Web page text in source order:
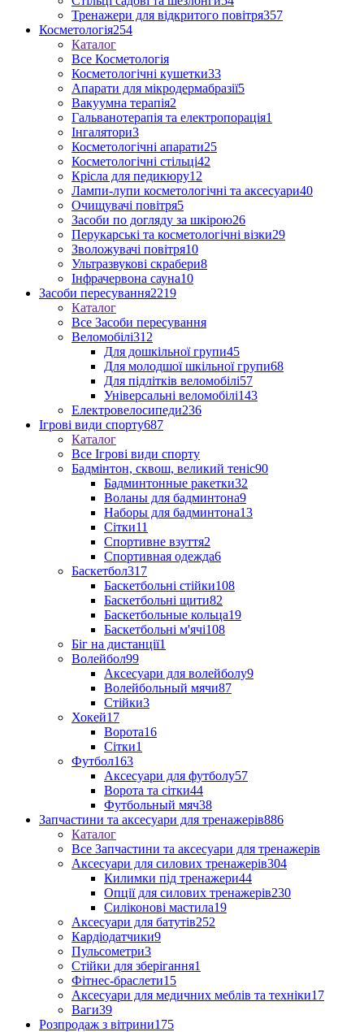
Тренажери для відкритого повітря357
Косметологія254
Каталог
Все Косметологія
Косметологічні кушетки33
Апарати для мікродермабразії5
Вакуумна терапія2
Гальванотерапія та електропорація1
Інгалятори3
Косметологічні апарати25
Косметологічні стільці42
Крісла для педикюру12
Лампи-лупи косметологічні та аксесуари40
Очищувачі повітря5
Засоби по догляду за шкірою26
Перукарські та косметологічні візки29
Зволожувачі повітря10
Ультразвукові скрабери8
Інфрачервона сауна10
Засоби пересування2219
Каталог
Все Засоби пересування
Веломобілі312
Для дошкільної групи45
Для молодшої шкільної групи68
Для підлітків веломобілі57
Універсальні веломобілі143
Електровелосипеди236
Ігрові види спорту687
Каталог
Все Ігрові види спорту
Бадмінтон, сквош, великий теніс90
Бадминтонные ракетки32
Воланы для бадминтона9
Наборы для бадминтона13
Сітки11
Спортивне взуття2
Спортивная одежда6
Баскетбол317
Баскетбольні стійки108
Баскетбольні щити82
Баскетбольные кольца19
Баскетбольні м'ячі108
Біг на дистанції1
Волейбол99
Аксесуари для волейболу9
Волейбольный мячи87
Стійки3
Хокей17
Ворота16
Сітки1
Футбол163
Аксесуари для футболу57
Ворота та сітки44
Футбольный мяч38
Запчастини та аксесуари для тренажерів886
Каталог
Все Запчастини та аксесуари для тренажерів
Аксесуари для силових тренажерів304
Килимки під тренажери44
Опції для силових тренажерів230
Силіконові мастила19
Аксесуари для батутів252
Кардіодатчики9
Пульсометри3
Стійки для зберігання1
Фітнес-браслети15
Аксесуари для медичних меблів та техніки17
Ваги39
Розпродаж з вітрини175